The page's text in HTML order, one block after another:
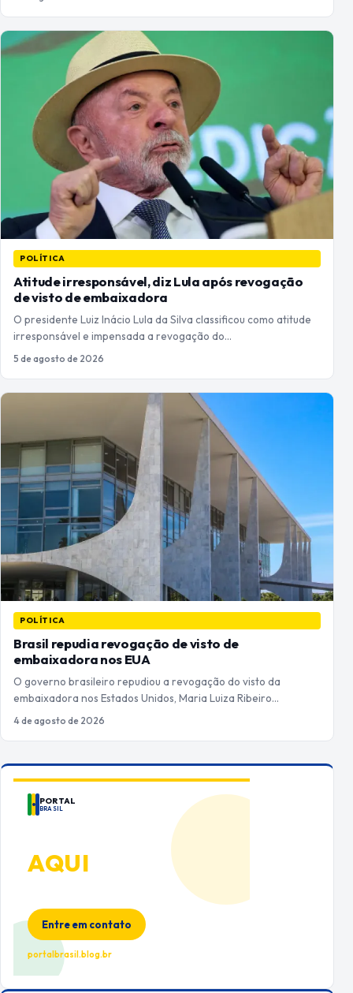
POLÍTICA
Atitude irresponsável, diz Lula após revogação
de visto de embaixadora
O presidente Luiz Inácio Lula da Silva classificou como atitude
irresponsável e impensada a revogação do…
5 de agosto de 2026
POLÍTICA
Brasil repudia revogação de visto de
embaixadora nos EUA
O governo brasileiro repudiou a revogação do visto da
embaixadora nos Estados Unidos, Maria Luiza Ribeiro…
4 de agosto de 2026
PORTAL
BRASIL
AQUI
Entre em contato
portalbrasil.blog.br